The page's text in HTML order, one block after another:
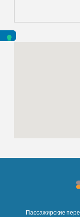
Пассажирские